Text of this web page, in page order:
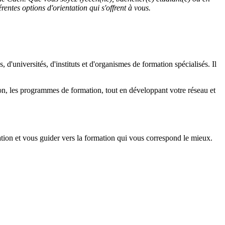
options d'orientation qui s'offrent à vous.
d'universités, d'instituts et d'organismes de formation spécialisés. Il
les programmes de formation, tout en développant votre réseau et
et vous guider vers la formation qui vous correspond le mieux.